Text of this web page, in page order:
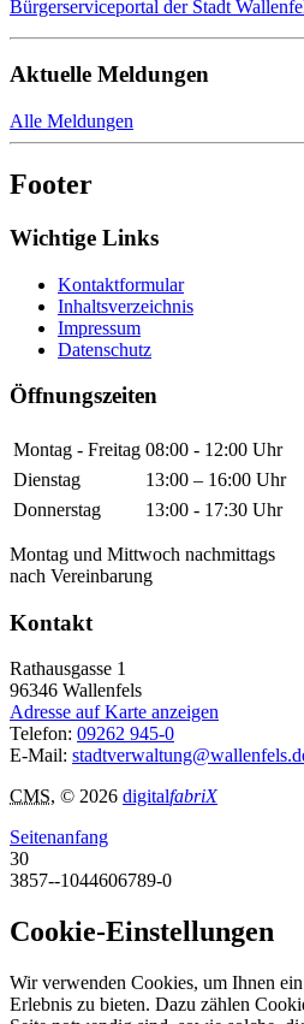
Bürgerserviceportal der Stadt
Aktuelle Meldungen
Alle Meldungen
Footer
Wichtige Links
Kontaktformular
Inhaltsverzeichnis
Impressum
Datenschutz
Öffnungszeiten
Montag - Freitag 08:00 - 12:00 Uhr
Dienstag
13:00 – 16:00 Uhr
Donnerstag
13:00 - 17:30 Uhr
Montag und Mittwoch nachmittags
nach Vereinbarung
Kontakt
Rathausgasse 1
96346 Wallenfels
Adresse auf Karte anzeigen
Telefon: 09262 945-0
E-Mail:
CMS, © 2026 digitalfabriX
Seitenanfang
30
3857--1044606789-0
Cookie-Einstellungen
Wir verwenden Cookies, um Ihnen
Erlebnis zu bieten. Dazu zählen